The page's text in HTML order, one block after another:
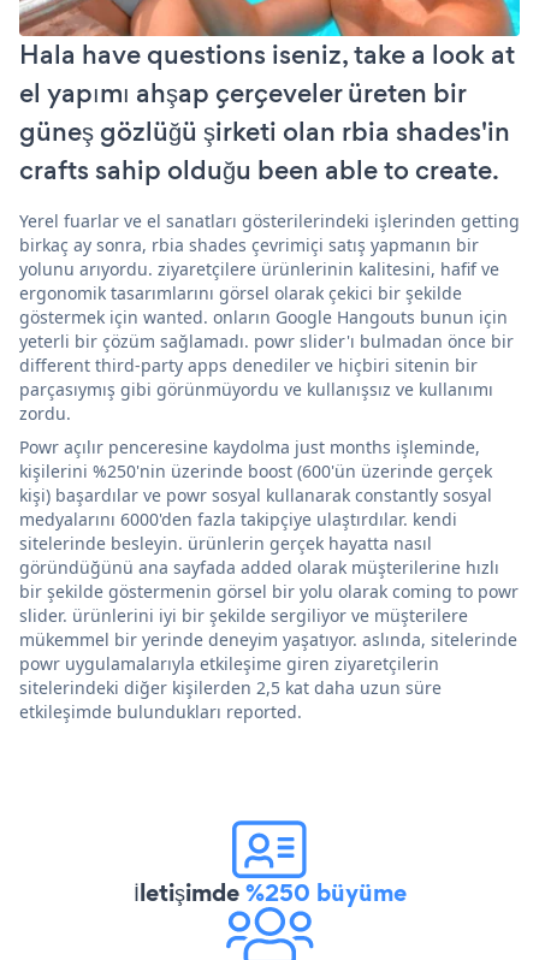
Hala have questions iseniz, take a look at
el yapımı ahşap çerçeveler üreten bir
güneş gözlüğü şirketi olan rbia shades'in
crafts sahip olduğu been able to create.
Yerel fuarlar ve el sanatları gösterilerindeki işlerinden getting
birkaç ay sonra, rbia shades çevrimiçi satış yapmanın bir
yolunu arıyordu. ziyaretçilere ürünlerinin kalitesini, hafif ve
ergonomik tasarımlarını görsel olarak çekici bir şekilde
göstermek için wanted. onların Google Hangouts bunun için
yeterli bir çözüm sağlamadı. powr slider'ı bulmadan önce bir
different third-party apps denediler ve hiçbiri sitenin bir
parçasıymış gibi görünmüyordu ve kullanışsız ve kullanımı
zordu.
Powr açılır penceresine kaydolma just months işleminde,
kişilerini %250'nin üzerinde boost (600'ün üzerinde gerçek
kişi) başardılar ve powr sosyal kullanarak constantly sosyal
medyalarını 6000'den fazla takipçiye ulaştırdılar. kendi
sitelerinde besleyin. ürünlerin gerçek hayatta nasıl
göründüğünü ana sayfada added olarak müşterilerine hızlı
bir şekilde göstermenin görsel bir yolu olarak coming to powr
slider. ürünlerini iyi bir şekilde sergiliyor ve müşterilere
mükemmel bir yerinde deneyim yaşatıyor. aslında, sitelerinde
powr uygulamalarıyla etkileşime giren ziyaretçilerin
sitelerindeki diğer kişilerden 2,5 kat daha uzun süre
etkileşimde bulundukları reported.
İletişimde%250 büyüme